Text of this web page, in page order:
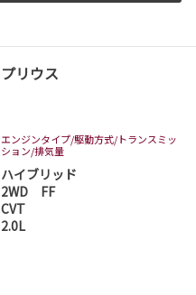
プリウス
エンジンタイプ/駆動方式/トランスミッ
ション/排気量
ハイブリッド
2WD FF
CVT
2.0L